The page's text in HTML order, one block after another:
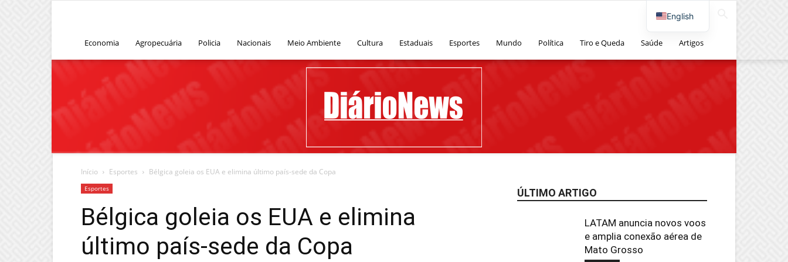
Economia Agropecuária Policia Nacionais Meio Ambiente Cultura Estaduais Esportes Mundo Política Tiro e Queda Saúde Artigos
Início Esportes Bélgica goleia os EUA e elimina último país-sede da Copa
Esportes
Bélgica goleia os EUA e elimina
último país-sede da Copa
ÚLTIMO ARTIGO
LATAM anuncia novos voos
e amplia conexão aérea de
Mato Grosso
English